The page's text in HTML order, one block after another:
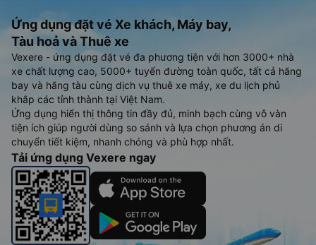
Ứng dụng đặt vé Xe khách, Máy bay,
Tàu hoả và Thuê xe
Vexere - ứng dụng đặt vé đa phương tiện với hơn 3000+ nhà
xe chất lượng cao, 5000+ tuyến đường toàn quốc, tất cả hãng
bay và hãng tàu cùng dịch vụ thuê xe máy, xe du lịch phủ
khắp các tỉnh thành tại Việt Nam.
Ứng dụng hiển thị thông tin đầy đủ, minh bạch cùng vô vàn
tiện ích giúp người dùng so sánh và lựa chọn phương án di
chuyển tiết kiệm, nhanh chóng và phù hợp nhất.
Tải ứng dụng Vexere ngay